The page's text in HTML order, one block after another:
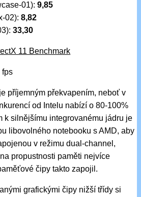
01):9,85
02):8,82
33,30
11 Benchmark
fps
příjemným překvapením, neboť v
od Intelu nabízí o 80-100%
k silnějšímu integrovanému jádru je
libovolného notebooku s AMD, aby
v režimu dual-channel,
propustnosti paměti nejvíce
čipy takto zapojil.
grafickými čipy nižší třídy si